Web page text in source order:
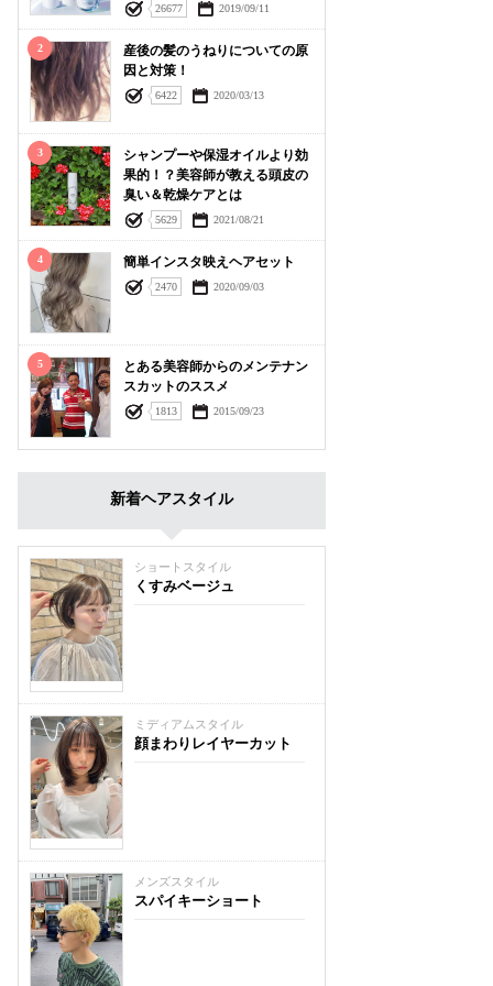
26677 2019/09/11
2
産後の髪のうねりについての原
因と対策！
6422 2020/03/13
3
シャンプーや保湿オイルより効
果的！？美容師が教える頭皮の
臭い＆乾燥ケアとは
5629 2021/08/21
4 簡単インスタ映えヘアセット
2470 2020/09/03
5
とある美容師からのメンテナン
スカットのススメ
1813 2015/09/23
新着ヘアスタイル
ショートスタイル
くすみベージュ
ミディアムスタイル
顔まわりレイヤーカット
メンズスタイル
スパイキーショート